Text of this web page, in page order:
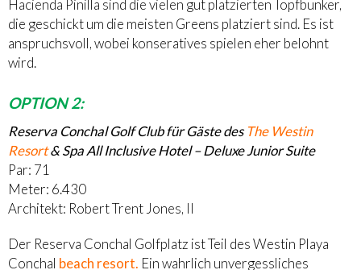
Hacienda Pinilla sind die vielen gut platzierten Topfbunker,
die geschickt um die meisten Greens platziert sind. Es ist
anspruchsvoll, wobei konseratives spielen eher belohnt
wird.
OPTION 2:
Reserva Conchal Golf Club für Gäste desThe Westin
Resort& Spa All Inclusive Hotel – Deluxe Junior Suite
Par: 71
Meter: 6.430
Architekt: Robert Trent Jones, II
Der Reserva Conchal Golfplatz ist Teil des Westin Playa
Conchal beach resort. Ein wahrlich unvergessliches